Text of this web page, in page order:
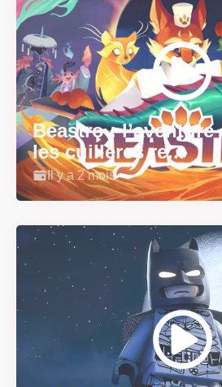
Beastro :
les cuillères re...
Il y a 2 mois